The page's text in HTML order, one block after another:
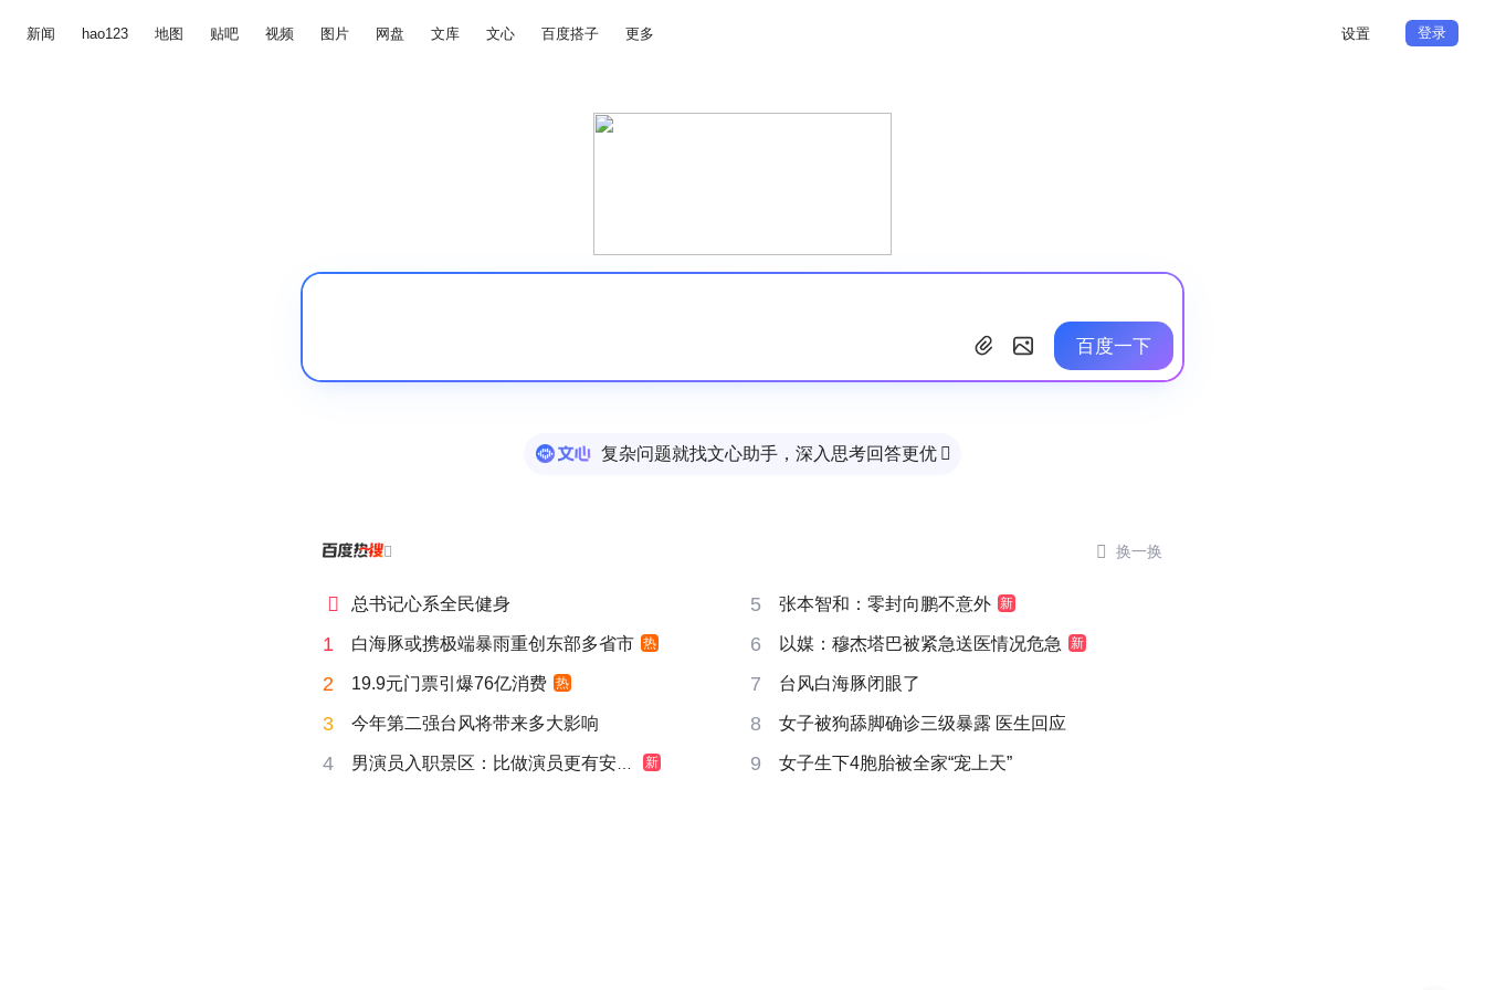
新闻 hao123 地图 贴吧 视频 图片 网盘 文库 文心 百度搭子 更多 设置 登录
百度一下
复杂问题就找文心助手，深入思考回答更优 
  换一换
 总书记心系全民健身 5 张本智和：零封向鹏不意外 新
1 白海豚或携极端暴雨重创东部多省市 热 6 以媒：穆杰塔巴被紧急送医情况危急 新
2 19.9元门票引爆76亿消费 热 7 台风白海豚闭眼了
3 今年第二强台风将带来多大影响 8 女子被狗舔脚确诊三级暴露 医生回应
4 男演员入职景区：比做演员更有安全感 新 9 女子生下4胞胎被全家“宠上天”